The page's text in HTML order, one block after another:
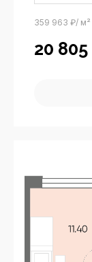
359 963 ₽/ м²
20